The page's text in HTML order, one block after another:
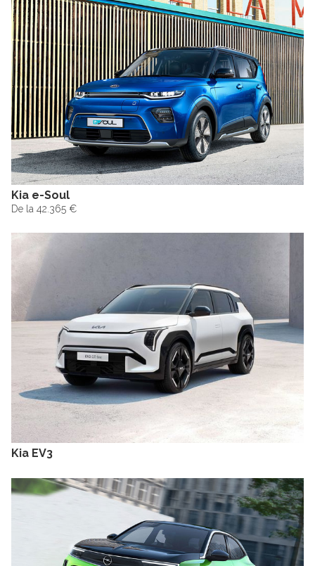
Kia e-Soul
De la 42.365 €
Kia EV3